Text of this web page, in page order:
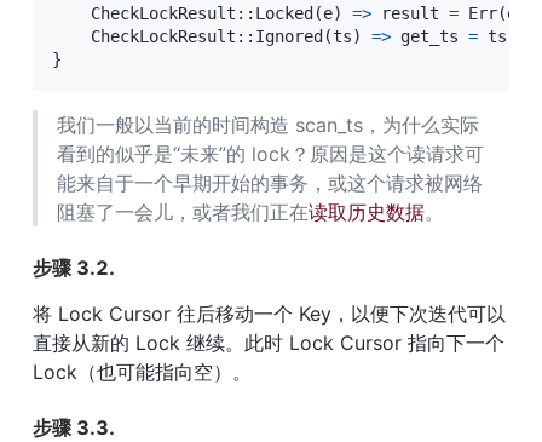
CheckLockResult :: Locked (e) => result = Err(e
CheckLockResult :: Ignored (ts) => get_ts = ts
}
我们一般以当前的时间构造 scan_ts，为什么实际
看到的似乎是“未来”的 lock？原因是这个读请求可
能来自于一个早期开始的事务，或这个请求被网络
阻塞了一会儿，或者我们正在读取历史数据。
步骤 3.2.
将 Lock Cursor 往后移动一个 Key，以便下次迭代可以
直接从新的 Lock 继续。此时 Lock Cursor 指向下一个
Lock（也可能指向空）。
步骤 3.3.